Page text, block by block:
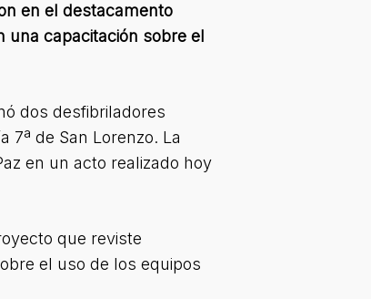
en el destacamento
una capacitación sobre el
dos desfibriladores
de San Lorenzo. La
en un acto realizado hoy
que reviste
el uso de los equipos